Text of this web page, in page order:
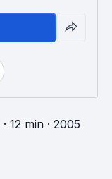
· 12 min · 2005